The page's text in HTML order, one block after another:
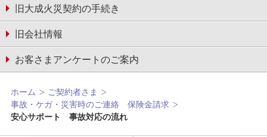
旧大成火災契約の手続き
旧会社情報
お客さまアンケートのご案内
ホーム
ご契約者さま
事故・ケガ・災害時のご連絡 保険金請求
安心サポート 事故対応の流れ